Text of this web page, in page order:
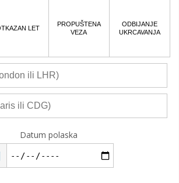
LET
PROPUŠTENA
VEZA
ODBIJANJE
UKRCAVANJA
Datum polaska